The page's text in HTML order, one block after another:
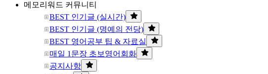
메모리워드 커뮤니티
BEST 인기글 (실시간)
BEST 인기글 (명예의 전당)
BEST 영어공부 팁 & 자료실
매일 1문장 초보영어회화
공지사항